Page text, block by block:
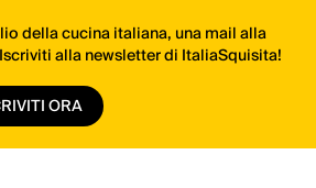
della cucina italiana, una mail alla
alla newsletter di ItaliaSquisita!
ORA